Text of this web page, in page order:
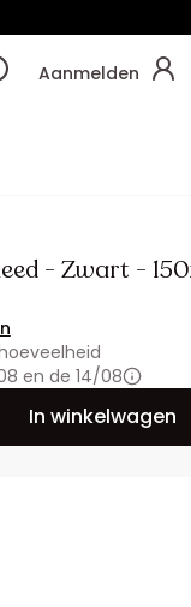
Aanmelden
- Zwart -
en de 14/08
In winkelwagen